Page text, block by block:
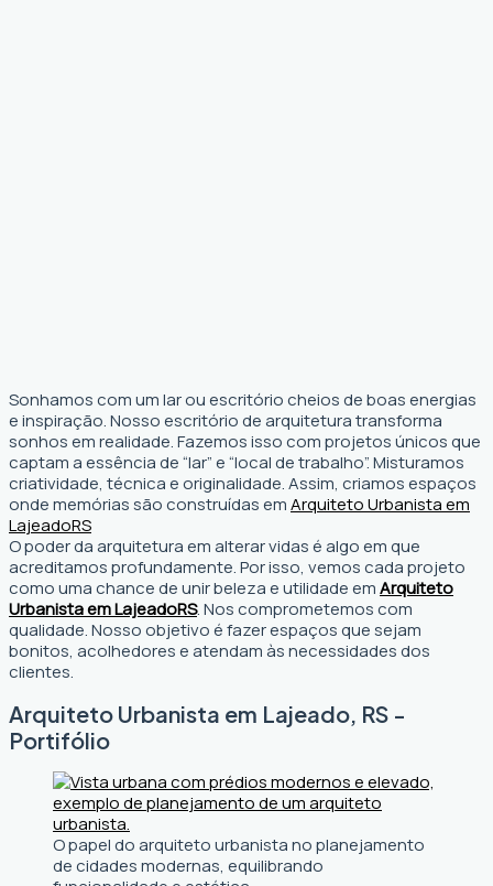
Sonhamos com um lar ou escritório cheios de boas energias
e inspiração. Nosso escritório de arquitetura transforma
sonhos em realidade. Fazemos isso com projetos únicos que
captam a essência de “lar” e “local de trabalho”. Misturamos
criatividade, técnica e originalidade. Assim, criamos espaços
onde memórias são construídas emArquiteto Urbanista em
LajeadoRS
O poder da arquitetura em alterar vidas é algo em que
acreditamos profundamente. Por isso, vemos cada projeto
como uma chance de unir beleza e utilidade emArquiteto
Urbanista em LajeadoRS. Nos comprometemos com
qualidade. Nosso objetivo é fazer espaços que sejam
bonitos, acolhedores e atendam às necessidades dos
clientes.
Arquiteto Urbanista em Lajeado, RS -
Portifólio
O papel do arquiteto urbanista no planejamento
de cidades modernas, equilibrando